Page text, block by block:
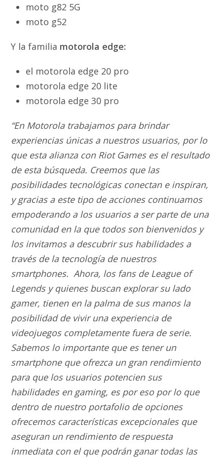
moto g82 5G
moto g52
Y la familia motorola edge:
el motorola edge 20 pro
motorola edge 20 lite
motorola edge 30 pro
“En Motorola trabajamos para brindar
experiencias únicas a nuestros usuarios, por lo
que esta alianza con Riot Games es el resultado
de esta búsqueda. Creemos que las
posibilidades tecnológicas conectan e inspiran,
y gracias a este tipo de acciones continuamos
empoderando a los usuarios a ser parte de una
comunidad en la que todos son bienvenidos y
los invitamos a descubrir sus habilidades a
través de la tecnología de nuestros
smartphones. Ahora, los fans de League of
Legends y quienes buscan explorar su lado
gamer, tienen en la palma de sus manos la
posibilidad de vivir una experiencia de
videojuegos completamente fuera de serie.
Sabemos lo importante que es tener un
smartphone que ofrezca un gran rendimiento
para que los usuarios potencien sus
habilidades en gaming, es por eso por lo que
dentro de nuestro portafolio de opciones
ofrecemos características excepcionales que
aseguran un rendimiento de respuesta
inmediata con el que podrán ganar todas las